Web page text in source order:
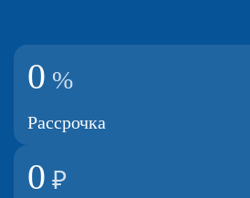
0 %
Рассрочка
0 ₽